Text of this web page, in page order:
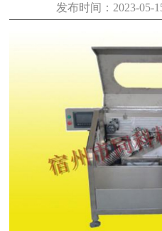
发布时间：2023-